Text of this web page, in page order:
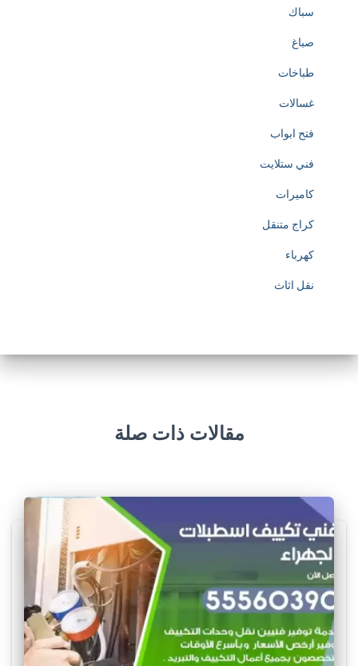
سباك
صباغ
طباخات
غسالات
فتح ابواب
فني ستلايت
كاميرات
كراج متنقل
كهرباء
نقل اثاث
مقالات ذات صلة